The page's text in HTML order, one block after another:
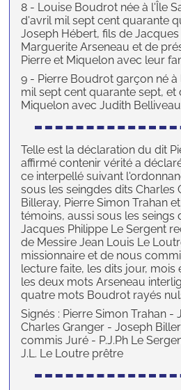
8 - Louise Boudrot née à l'Île
d'avril mil sept cent quarante
Joseph Hébert, fils de
Marguerite Arseneau et de
Pierre et Miquelon avec leur
9 - Pierre Boudrot garçon né à
mil sept cent quarante sept, et
Miquelon avec Judith
Telle est la déclaration du dit
affirmé contenir vérité a
ce interpellé suivant
sous les seingdes dits Charles
Billeray, Pierre Simon Trahan
témoins, aussi sous les seings
Jacques Philippe Le Sergent
de Messire Jean Louis Le
missionnaire et de nous
lecture faite, les dits jour, mois
les deux mots Arseneau
quatre mots Boudrot rayés
Signés : Pierre Simon Trahan -
Charles Granger - Joseph
commis Juré - P.J.Ph Le
J.L. Le Loutre prêtre